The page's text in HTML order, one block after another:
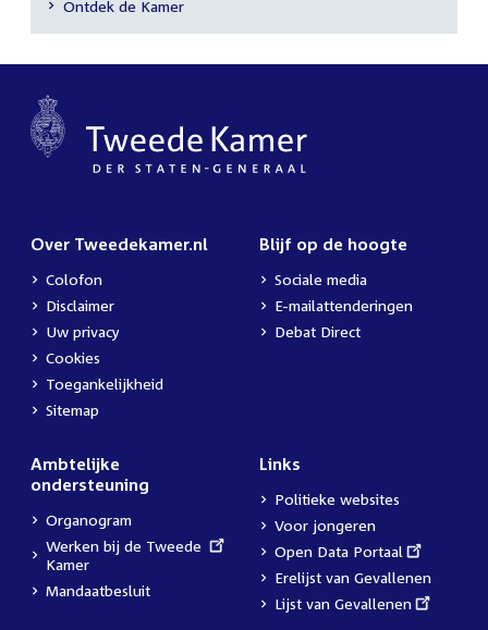
Ontdek de Kamer
Over Tweedekamer.nl
Colofon
Disclaimer
Uw privacy
Cookies
Toegankelijkheid
Sitemap
Blijf op de hoogte
Sociale media
E-mailattenderingen
Debat Direct
Ambtelijke
ondersteuning
Organogram
External
link:
Werken bij de Tweede
Kamer
Mandaatbesluit
Links
Politieke websites
Voor jongeren
External
link:
Open Data Portaal
Erelijst van Gevallenen
External
Lijst van Gevallenen